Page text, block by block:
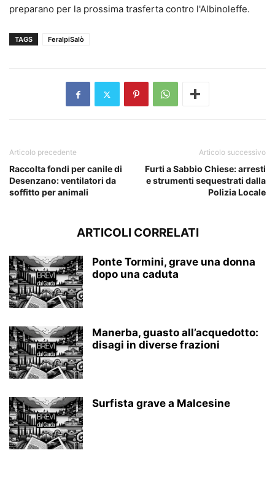
preparano per la prossima trasferta contro l'Albinoleffe.
TAGS FeralpiSalò
Articolo precedente
Raccolta fondi per canile di
Desenzano: ventilatori da
soffitto per animali
Articolo successivo
Furti a Sabbio Chiese: arresti
e strumenti sequestrati dalla
Polizia Locale
ARTICOLI CORRELATI
Ponte Tormini, grave una donna
dopo una caduta
Manerba, guasto all’acquedotto:
disagi in diverse frazioni
Surfista grave a Malcesine